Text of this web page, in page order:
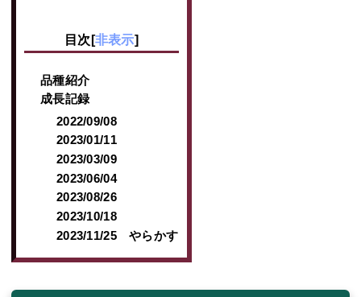
目次[非表示]
品種紹介
成長記録
2022/09/08
2023/01/11
2023/03/09
2023/06/04
2023/08/26
2023/10/18
2023/11/25 やらかす